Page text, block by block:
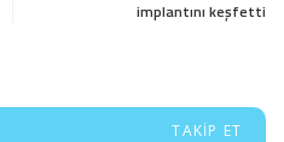
implantını keşfetti
TAKIP ET